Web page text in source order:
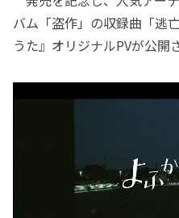
バム「盗作」の収録曲「逃
うた』オリジナルPVが公開